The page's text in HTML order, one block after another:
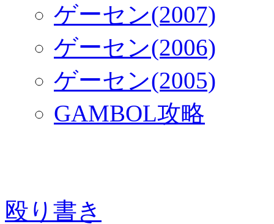
ゲーセン(2007)
ゲーセン(2006)
ゲーセン(2005)
GAMBOL攻略
殴り書き